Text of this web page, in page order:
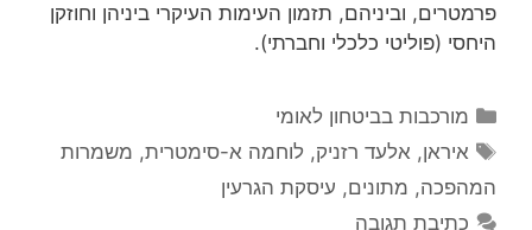
פרמטרים, וביניהם, תזמון העימות העיקרי ביניהן וחוזקן
היחסי (פוליטי כלכלי וחברתי).
קטגוריות
מורכבות בביטחון לאומי
תגיות
איראן, אלעד רזניק, לוחמה א-סימטרית, משמרות
המהפכה, מתונים, עיסקת הגרעין
כתיבת תגובה